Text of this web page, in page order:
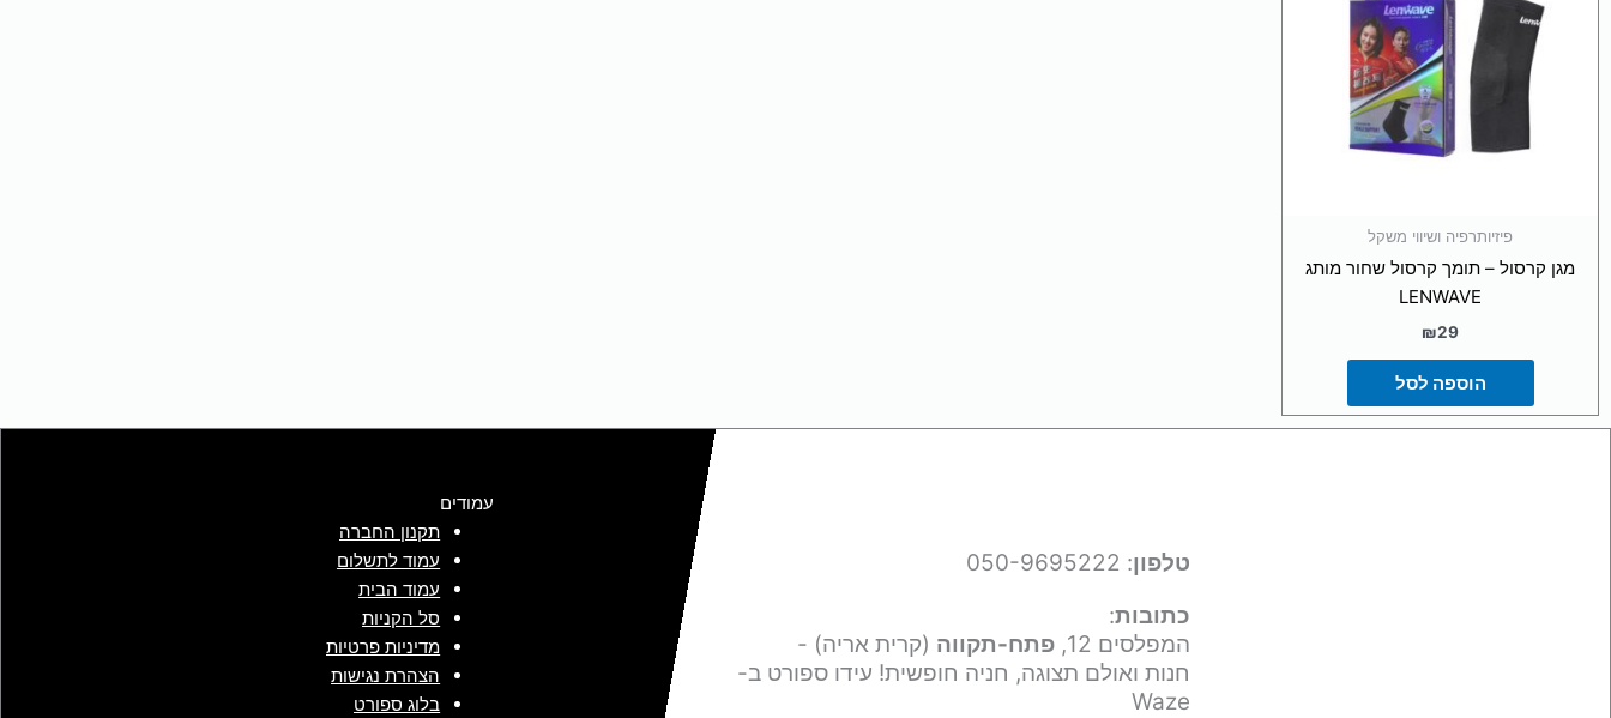
פיזיותרפיה ושיווי משקל
מגן קרסול – תומך קרסול שחור מותג
LENWAVE
₪29
הוספה לסל
טלפון: 050-9695222
כתובות:
המפלסים 12,
פתח-תקווה (קרית אריה) -
חנות ואולם תצוגה, חניה חופשית! עידו ספורט ב-
Waze
עמודים
תקנון החברה
עמוד לתשלום
עמוד הבית
סל הקניות
מדיניות פרטיות
הצהרת נגישות
בלוג ספורט